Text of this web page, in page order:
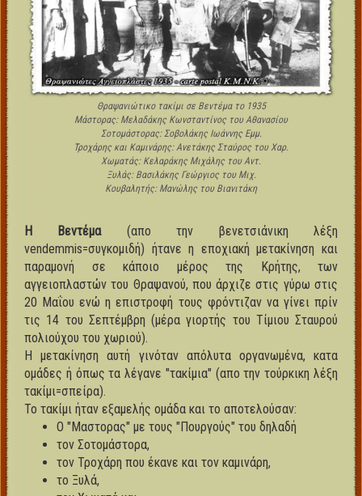
Θραψανιώτικο τακίμι σε Βεντέμα το 1935
Μάστορας: Μελαδάκης Κωνσταντίνος του Αθανασίου
Σοτομάστορας: Σοβολάκης Ιωάννης Εμμ.
Τροχάρης και Καμινάρης: Ανετάκης Σταύρος του Χαρ.
Χωματάς: Κελαράκης Μιχάλης του Αντ.
Ξυλάς: Βασιλάκης Γεώργιος του Μιχ.
Κουβαλητής: Μανώλης του Βιανιτάκη
Η Βεντέμα(απο την βενετσιάνικη λέξη
vendemmis=συγκομιδή) ήτανε η εποχιακή μετακίνηση και
παραμονή σε κάποιο μέρος της Κρήτης, των
αγγειοπλαστών του Θραψανού, που άρχιζε στις γύρω στις
20 Μαΐου ενώ η επιστροφή τους φρόντιζαν να γίνει πρίν
τις 14 του Σεπτέμβρη (μέρα γιορτής του Τίμιου Σταυρού
πολιούχου του χωριού).
Η μετακίνηση αυτή γινόταν απόλυτα οργανωμένα, κατα
ομάδες ή όπως τα λέγανε "τακίμια" (απο την τούρκικη λέξη
τακίμι=σπείρα).
Το τακίμι ήταν εξαμελής ομάδα και το αποτελούσαν:
Ο "Mαστορας" με τους "Πουργούς" του δηλαδή
τον Σοτομάστορα,
τον Τροχάρη που έκανε και τον καμινάρη,
το Ξυλά,